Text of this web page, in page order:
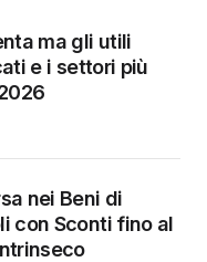
ma gli utili
e i settori più
nei Beni di
con Sconti fino al